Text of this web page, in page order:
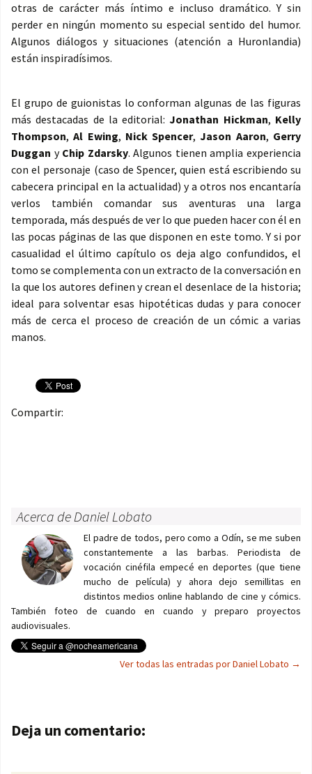
otras de carácter más íntimo e incluso dramático. Y sin
perder en ningún momento su especial sentido del humor.
Algunos diálogos y situaciones (atención a Huronlandia)
están inspiradísimos.
El grupo de guionistas lo conforman algunas de las figuras
más destacadas de la editorial: Jonathan Hickman, Kelly
Thompson,Al Ewing, Nick Spencer,Jason Aaron, Gerry
Duggan y Chip Zdarsky. Algunos tienen amplia experiencia
con el personaje (caso de Spencer, quien está escribiendo su
cabecera principal en la actualidad) y a otros nos encantaría
verlos también comandar sus aventuras una larga
temporada, más después de ver lo que pueden hacer con él en
las pocas páginas de las que disponen en este tomo. Y si por
casualidad el último capítulo os deja algo confundidos, el
tomo se complementa con un extracto de la conversación en
la que los autores definen y crean el desenlace de la historia;
ideal para solventar esas hipotéticas dudas y para conocer
más de cerca el proceso de creación de un cómic a varias
manos.
Compartir:
Acerca de Daniel Lobato
El padre de todos, pero como a Odín, se me suben
constantemente a las barbas. Periodista de
vocación cinéfila empecé en deportes (que tiene
mucho de película) y ahora dejo semillitas en
distintos medios online hablando de cine y cómics.
También foteo de cuando en cuando y preparo proyectos
audiovisuales.
Ver todas las entradas por Daniel Lobato →
Navegación de entradas
Deja un comentario: